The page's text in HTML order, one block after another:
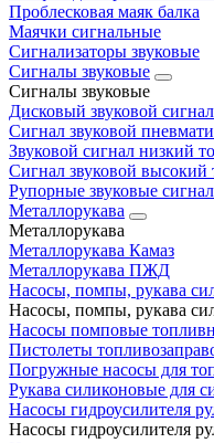
Проблесковая маяк балка
Маячки сигнальные
Сигнализаторы звуковые
Сигналы звуковые
Сигналы звуковые
Дисковый звуковой сигнал
Сигнал звуковой
Звуковой сигнал низкий
Сигнал звуковой высокий
Рупорные звуковые
Металлорукава
Металлорукава
Металлорукава Камаз
Металлорукава ПЖД
Насосы, помпы, рукава
Насосы, помпы, рукава
Насосы помповые
Пистолеты
Погружные насосы для
Рукава силиконовые для
Насосы гидроусилителя
Насосы гидроусилителя